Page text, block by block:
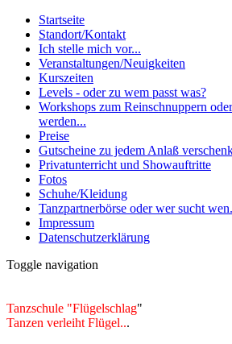
Startseite
Standort/Kontakt
Ich stelle mich vor...
Veranstaltungen/Neuigkeiten
Kurszeiten
Levels - oder zu wem passt was?
Workshops zum Reinschnuppern
werden...
Preise
Gutscheine zu jedem Anlaß
Privatunterricht und Showauftritte
Fotos
Schuhe/Kleidung
Tanzpartnerbörse oder wer sucht
Impressum
Datenschutzerklärung
Toggle navigation
Tanzschule "Flügelschlag"
Tanzen verleiht Flügel...